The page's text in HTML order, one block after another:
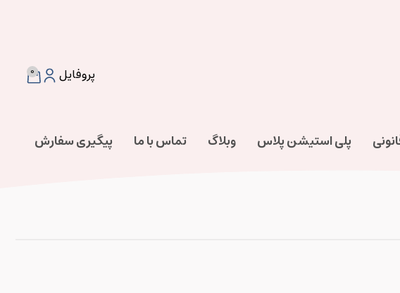
0 پروفایل
پلی استیشن پلاس وبلاگ تماس با ما پیگیری سفارش